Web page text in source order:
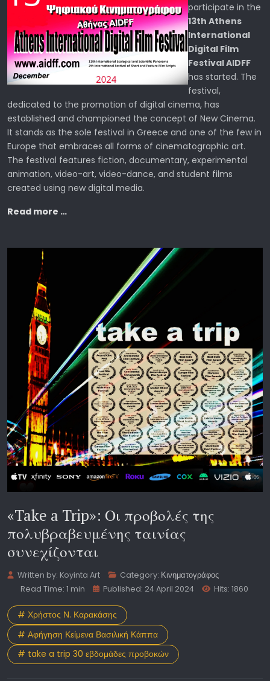
participate in the
13th Athens
International
Digital Film
Festival AIDFF
has started. The
festival,
dedicated to the promotion of digital cinema, has
established and championed the concept of New Cinema.
It stands as the sole festival in Greece and one of the few in
Europe that embraces all forms of cinematographic art.
The festival features fiction, documentary, experimental
animation, video-art, video-dance, and student films
created using new digital media.
Read more …
«Take a Trip»: Οι προβολές της
πολυβραβευμένης ταινίας
συνεχίζονται
Written by: Koyinta Art Category: Κινηματογράφος
Read Time: 1 min
Published: 24 April 2024 Hits: 1860
# Χρήστος Ν. Καρακάσης
# Αφήγηση Κείμενα Βασιλική Κάππα
# take a trip 30 εβδομάδες προβοκών